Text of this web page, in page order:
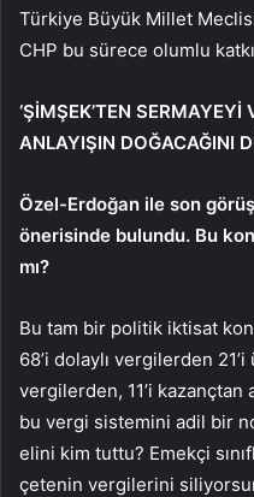
Türkiye Büyük Millet
CHP bu sürece olumlu
‘ŞİMŞEK’TEN SERMAYEYİ
ANLAYIŞIN DOĞACAĞINI
Özel-Erdoğan ile son
önerisinde bulundu. Bu
mı?
Bu tam bir politik iktisat
68’i dolaylı vergilerden
vergilerden, 11’i
bu vergi sistemini adil bir
elini kim tuttu? Emekçi
çetenin vergilerini